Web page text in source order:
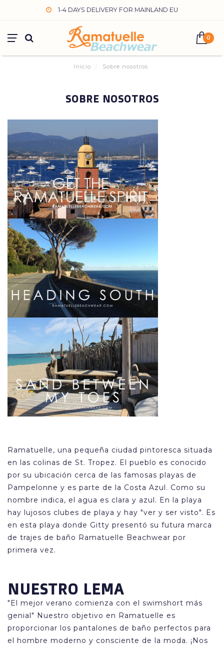
1-4 DAYS DELIVERY FOR MAINLAND EU
0
Inicio / Sobre nosotros
SOBRE NOSOTROS
Ramatuelle, una pequeña ciudad pintoresca situada
en las colinas de St. Tropez. El pueblo es conocido
por su ubicación cerca de las famosas playas de
Pampelonne y es parte de la Costa Azul. Como su
nombre indica, el agua es clara y azul. En la playa
hay lujosos clubes de playa y hay "ver y ser visto". Es
en esta playa donde Gitty presentó su futura marca
de trajes de baño Ramatuelle Beachwear por
primera vez.
NUESTRO LEMA
"El mejor verano comienza con el swimshort más
genial" Nuestro objetivo en Ramatuelle es
proporcionar los pantalones de baño perfectos para
el hombre moderno y consciente de la moda. ¡Nos